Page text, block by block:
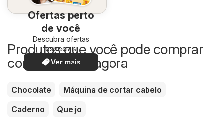
Ofertas perto
de você
Descubra ofertas
especiais
Ver mais
Produtos que você pode comprar
com desconto agora
Chocolate
Máquina de cortar cabelo
Caderno
Queijo